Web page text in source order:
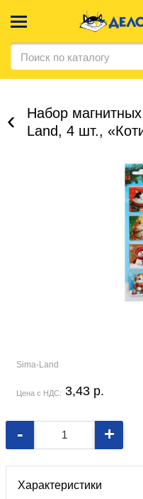
Набор
Land, 4 шт.,
Sima-Land
Цена с НДС: 3,43 p.
- +
Яркие магнитные закладки
Характеристики